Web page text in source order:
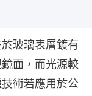
玻璃表層鍍有
面，而光源較
術若應用於公